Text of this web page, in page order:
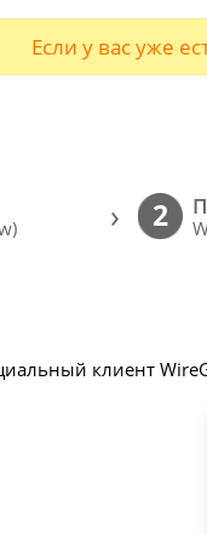
Если у вас уже
› 2
клиент